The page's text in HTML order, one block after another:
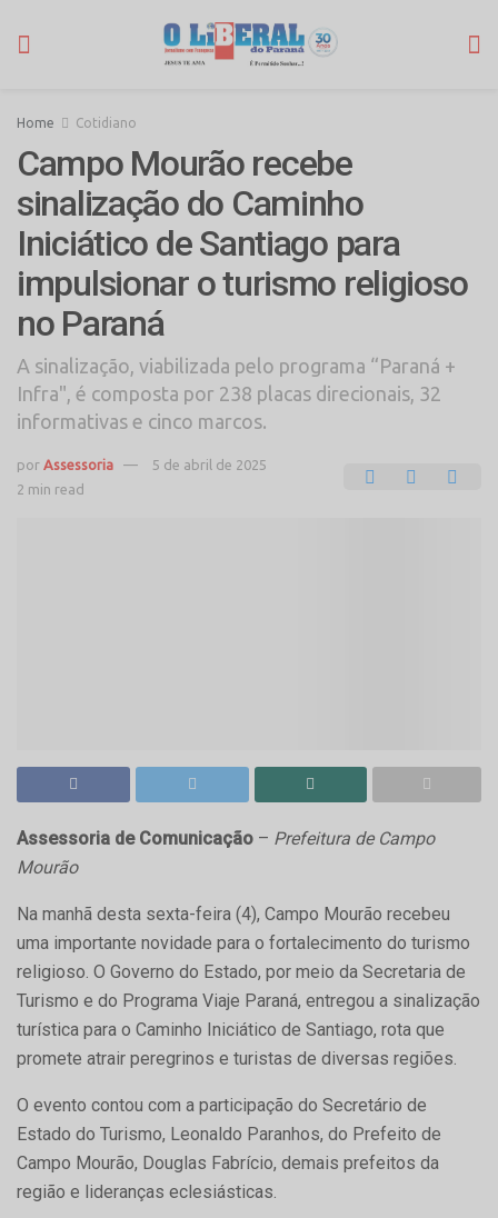
Home Cotidiano
Campo Mourão recebe
sinalização do Caminho
Iniciático de Santiago para
impulsionar o turismo religioso
no Paraná
A sinalização, viabilizada pelo programa “Paraná +
Infra", é composta por 238 placas direcionais, 32
informativas e cinco marcos.
por Assessoria
5 de abril de 2025
2 min read
Assessoria de Comunicação – Prefeitura de Campo
Mourão
Na manhã desta sexta-feira (4), Campo Mourão recebeu
uma importante novidade para o fortalecimento do turismo
religioso. O Governo do Estado, por meio da Secretaria de
Turismo e do Programa Viaje Paraná, entregou a sinalização
turística para o Caminho Iniciático de Santiago, rota que
promete atrair peregrinos e turistas de diversas regiões.
O evento contou com a participação do Secretário de
Estado do Turismo, Leonaldo Paranhos, do Prefeito de
Campo Mourão, Douglas Fabrício, demais prefeitos da
região e lideranças eclesiásticas.